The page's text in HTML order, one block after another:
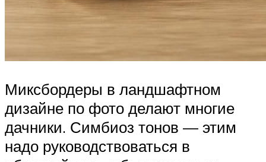
Миксбордеры в ландшафтном
дизайне по фото делают многие
дачники. Симбиоз тонов — этим
надо руководствоваться в